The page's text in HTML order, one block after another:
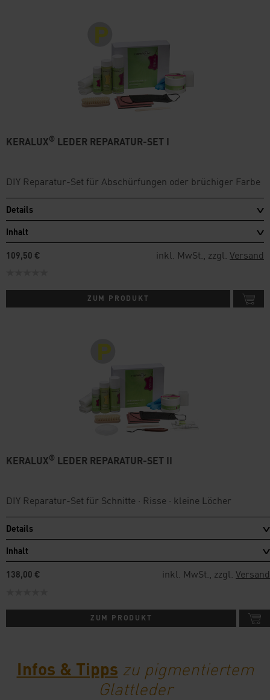
KERALUX® LEDER REPARATUR-SET I
DIY Reparatur-Set für Abschürfungen oder brüchiger Farbe
Details
Inhalt
109,50 €
inkl. MwSt., zzgl. Versand
ZUM PRODUKT
KERALUX® LEDER REPARATUR-SET II
DIY Reparatur-Set für Schnitte · Risse · kleine Löcher
Details
Inhalt
138,00 €
inkl. MwSt., zzgl. Versand
ZUM PRODUKT
Infos & Tipps zu pigmentiertem
Glattleder